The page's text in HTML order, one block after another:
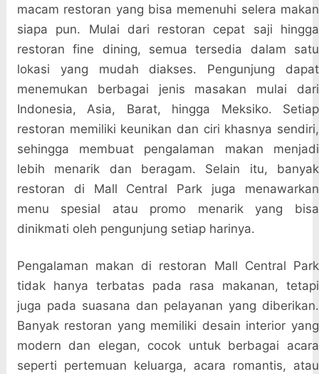
macam restoran yang bisa memenuhi selera makan
siapa pun. Mulai dari restoran cepat saji hingga
restoran fine dining, semua tersedia dalam satu
lokasi yang mudah diakses. Pengunjung dapat
menemukan berbagai jenis masakan mulai dari
Indonesia, Asia, Barat, hingga Meksiko. Setiap
restoran memiliki keunikan dan ciri khasnya sendiri,
sehingga membuat pengalaman makan menjadi
lebih menarik dan beragam. Selain itu, banyak
restoran di Mall Central Park juga menawarkan
menu spesial atau promo menarik yang bisa
dinikmati oleh pengunjung setiap harinya.
Pengalaman makan di restoran Mall Central Park
tidak hanya terbatas pada rasa makanan, tetapi
juga pada suasana dan pelayanan yang diberikan.
Banyak restoran yang memiliki desain interior yang
modern dan elegan, cocok untuk berbagai acara
seperti pertemuan keluarga, acara romantis, atau